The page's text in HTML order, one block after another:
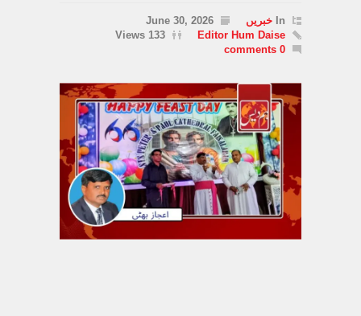
In خبریں
June 30, 2026
Editor Hum Daise
133 Views
0 comments